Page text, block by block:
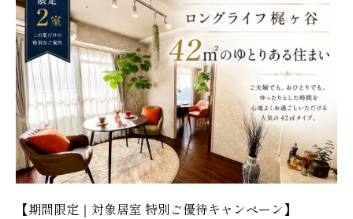
【期間限定｜対象居室 特別ご優待キャンペーン】